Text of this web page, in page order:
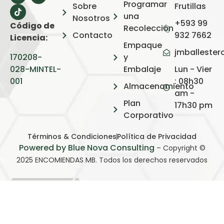
Código de
Licencia:
170208-
028-MINTEL-
001
Sobre
Nosotros
Contacto
Programar
una
Recolección
Empaque
y
Embalaje
Almacenamiento
Plan
Corporativo
Frutillas
+593 99
932 7662
Lun - Vier
: 08h30
am -
17h30 pm
Powered by Blue Nova Consulting – Copyright ©
2025 ENCOMIENDAS MB. Todos los derechos reservados
Términos & CondicionesPolítica de Privacidad